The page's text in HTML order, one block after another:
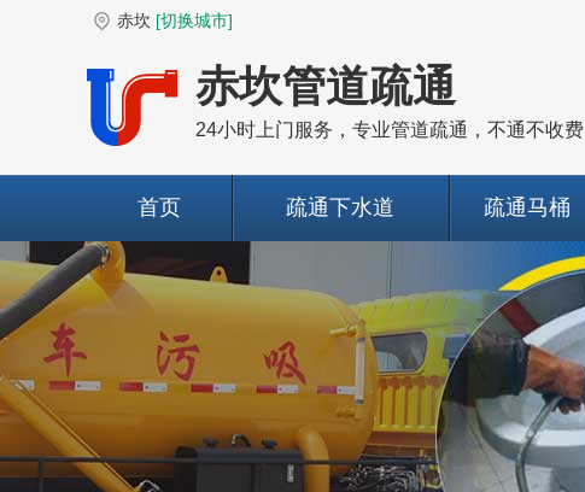
赤坎 [切换城市]
赤坎管道疏通
24小时上门服务，专业管道疏通，不通不收费
首页 疏通下水道 疏通马桶